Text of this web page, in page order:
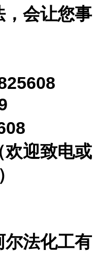
，会让您事
欢迎致电或
尔法化工有